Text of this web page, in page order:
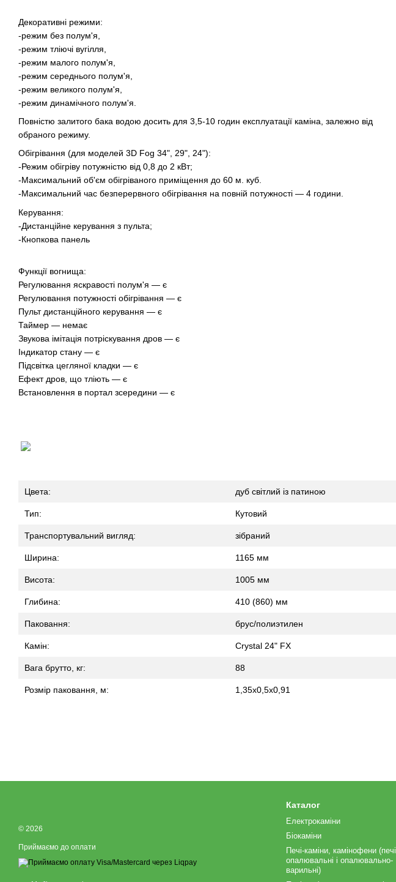
Декоративні режими:
-режим без полум'я,
-режим тліючі вугілля,
-режим малого полум'я,
-режим середнього полум'я,
-режим великого полум'я,
-режим динамічного полум'я.
Повністю залитого бака водою досить для 3,5-10 годин експлуатації каміна, залежно від
обраного режиму.
Обігрівання (для моделей 3D Fog 34", 29", 24"):
-Режим обігріву потужністю від 0,8 до 2 кВт;
-Максимальний об'єм обігріваного приміщення до 60 м. куб.
-Максимальний час безперервного обігрівання на повній потужності — 4 години.
Керування:
-Дистанційне керування з пульта;
-Кнопкова панель
Функції вогнища:
Регулювання яскравості полум'я — є
Регулювання потужності обігрівання — є
Пульт дистанційного керування — є
Таймер — немає
Звукова імітація потріскування дров — є
Індикатор стану — є
Підсвітка цегляної кладки — є
Ефект дров, що тліють — є
Встановлення в портал зсередини — є
Цвета: дуб світлий із патиною
Тип: Кутовий
Транспортувальний вигляд: зібраний
Ширина: 1165 мм
Висота: 1005 мм
Глибина: 410 (860) мм
Паковання: брус/полиэтилен
Камін: Crystal 24" FX
Вага брутто, кг: 88
Розмір паковання, м: 1,35х0,5х0,91
© 2026
Приймаємо до оплати
Каталог
Електрокаміни
Біокаміни
Печі-каміни, камінофени (печі
опалювальні і опалювально-
варильні)